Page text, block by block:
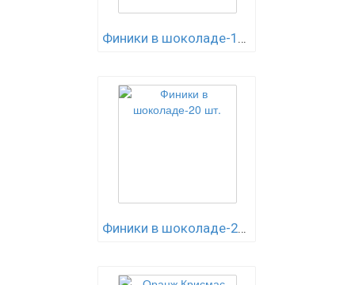
Финики в шоколаде-12 шт.
Финики в шоколаде-20 шт.